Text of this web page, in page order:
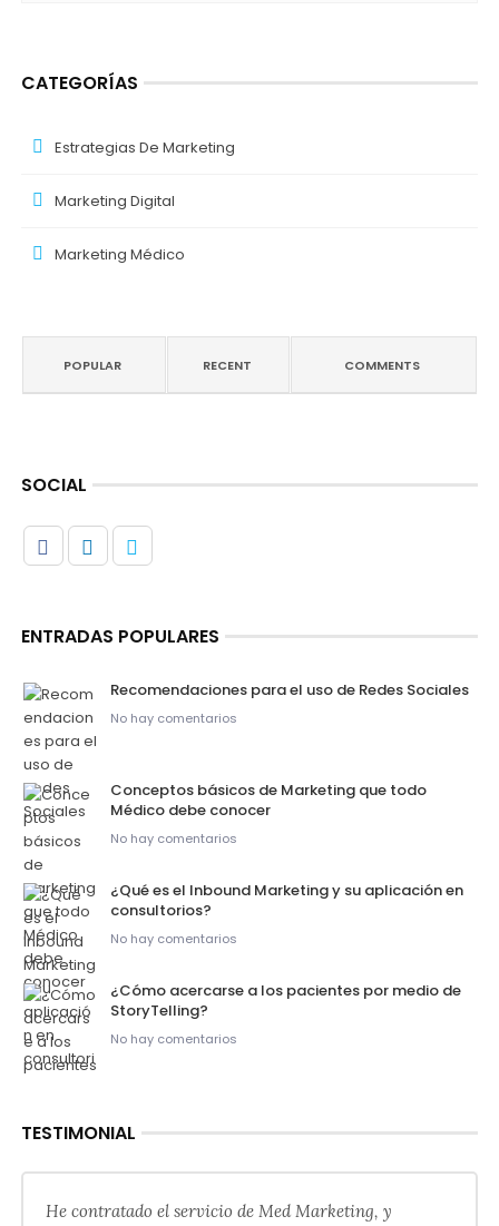
CATEGORÍAS
Estrategias De Marketing
Marketing Digital
Marketing Médico
POPULAR RECENT COMMENTS
SOCIAL
ENTRADAS POPULARES
Recomendaciones para el uso de Redes Sociales
No hay comentarios
Conceptos básicos de Marketing que todo
Médico debe conocer
No hay comentarios
¿Qué es el Inbound Marketing y su aplicación en
consultorios?
No hay comentarios
¿Cómo acercarse a los pacientes por medio de
StoryTelling?
No hay comentarios
TESTIMONIAL
He contratado el servicio de Med Marketing, y